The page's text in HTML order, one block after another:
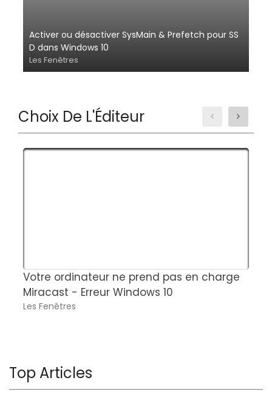
Activer ou désactiver SysMain & Prefetch pour SS
D dans Windows 10
Les Fenêtres
Choix De L'Éditeur
Votre ordinateur ne prend pas en charge
Miracast - Erreur Windows 10
Les Fenêtres
Top Articles